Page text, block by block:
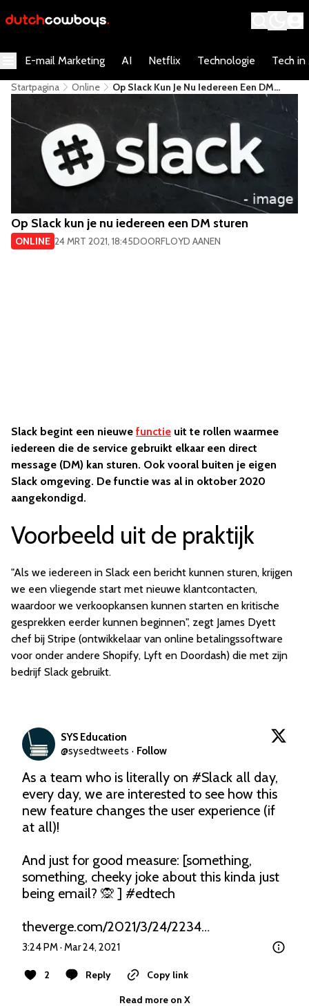
E-mail Marketing AI Netflix Technologie Tech in
Startpagina Online
Op Slack Kun Je Nu Iedereen Een DM
Op Slack kun je nu iedereen een DM sturen
ONLINE 24 MRT 2021, 18:45DOORFLOYD AANEN
Slack begint een nieuwe functie uit te rollen waarmee
iedereen die de service gebruikt elkaar een direct
message (DM) kan sturen. Ook vooral buiten je eigen
Slack omgeving. De functie was al in oktober 2020
aangekondigd.
Voorbeeld uit de praktijk
"Als we iedereen in Slack een bericht kunnen sturen, krijgen
we een vliegende start met nieuwe klantcontacten,
waardoor we verkoopkansen kunnen starten en kritische
gesprekken eerder kunnen beginnen", zegt James Dyett
chef bij Stripe (ontwikkelaar van online betalingssoftware
voor onder andere Shopify, Lyft en Doordash) die met zijn
bedrijf Slack gebruikt.
SYS Education
@sysedtweets · Follow
As a team who is literally on #Slack all day,
every day, we are interested to see how this
new feature changes the user experience (if
at all)!
And just for good measure: [something,
something, cheeky joke about this kinda just
being email? 🙊 ] #edtech
theverge.com/2021/3/24/2234…
3:24 PM · Mar 24, 2021
2 Reply
Copy link
Read more on X